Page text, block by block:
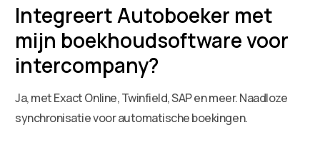
Integreert Autoboeker met
mijn boekhoudsoftware voor
intercompany?
Ja, met Exact Online, Twinfield, SAP en meer. Naadloze
synchronisatie voor automatische boekingen.